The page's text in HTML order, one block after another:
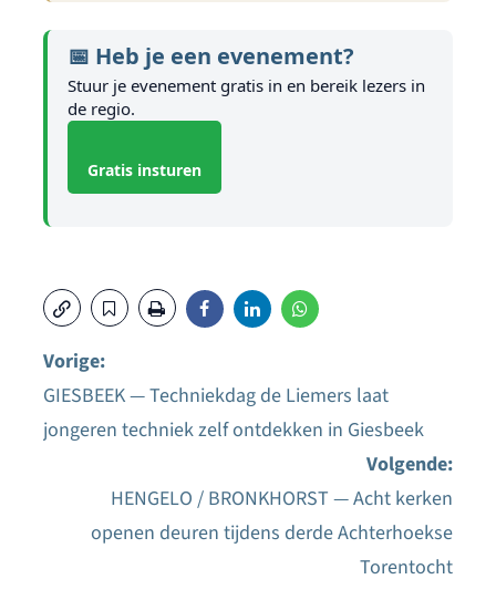
📅 Heb je een evenement?
Stuur je evenement gratis in en bereik lezers in
de regio.
Gratis insturen
Bericht
Vorige:
GIESBEEK — Techniekdag de Liemers laat
jongeren techniek zelf ontdekken in Giesbeek
Volgende:
HENGELO / BRONKHORST — Acht kerken
openen deuren tijdens derde Achterhoekse
Torentocht